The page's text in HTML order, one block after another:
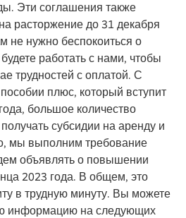
Эти соглашения также
расторжение до 31 декабря
не нужно беспокоиться о
работать с нами, чтобы
трудностей с оплатой. С
плюс, который вступит
большое количество
субсидии на аренду и
мы выполним требование
объявлять о повышении
2023 года. В общем, это
в трудную минуту. Вы можете
информацию на следующих